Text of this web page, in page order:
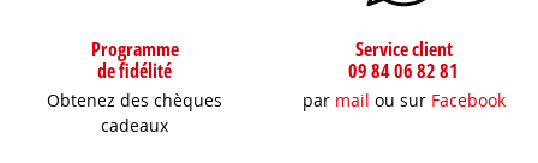
Programme
de fidélité
Obtenez des chèques
cadeaux
Service client
09 84 06 82 81
par mail ou sur Facebook